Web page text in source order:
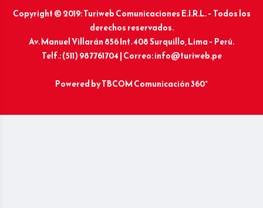
Copyright © 2019: Turiweb Comunicaciones E.I.R.L. – Todos los
derechos reservados.
Av. Manuel Villarán 856 Int. 408 Surquillo, Lima – Perú.
Telf.: (511) 987761704 | Correo: info@turiweb.pe
Powered byTBCOM Comunicación 360°